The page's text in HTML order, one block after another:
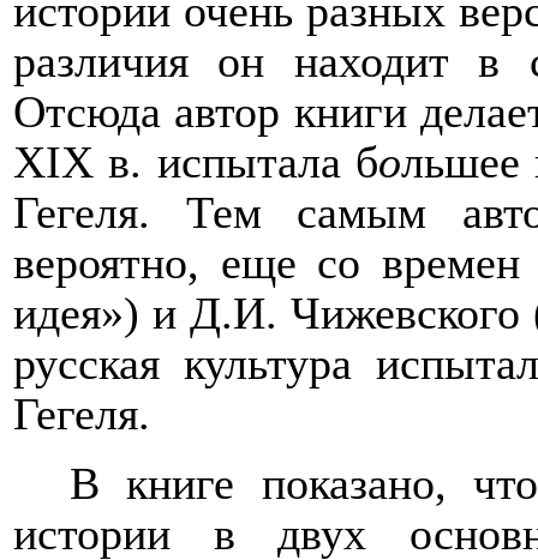
истории очень разных
различия он находит
Отсюда автор книги
XIX в. испытала большее
Гегеля. Тем самым
вероятно, еще со
идея») и Д.И. Чижевского
русская культура
Гегеля.
В книге показано,
истории в двух